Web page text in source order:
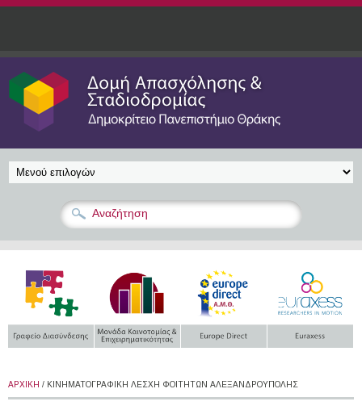
Παράκαμψη προς το κυρίως περιεχόμενο
ΑΡΧΙΚΉ / ΚΙΝΗΜΑΤΟΓΡΑΦΙΚΉ ΛΈΣΧΗ ΦΟΙΤΗΤΏΝ ΑΛΕΞΑΝΔΡΟΎΠΟΛΗΣ